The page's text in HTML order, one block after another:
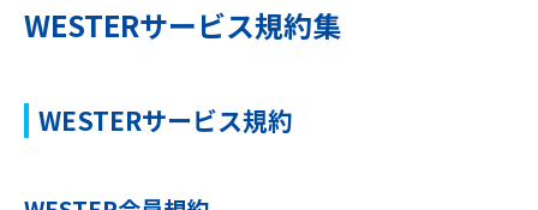
WESTERサービス規約集
WESTERサービス規約